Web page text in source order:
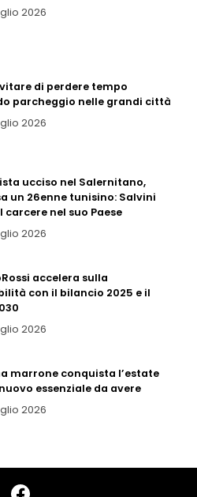
2026
di perdere tempo
parcheggio nelle grandi città
2026
ucciso nel Salernitano,
un 26enne tunisino: Salvini
carcere nel suo Paese
2026
accelera sulla
con il bilancio 2025 e il
2026
marrone conquista l’estate
essenziale da avere
2026